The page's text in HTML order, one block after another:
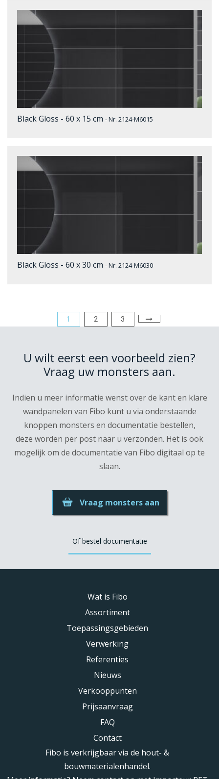
Black Gloss - 60 x 15 cm - Nr. 2124-M6015
Black Gloss - 60 x 30 cm - Nr. 2124-M6030
1 2 3
U wilt eerst een voorbeeld zien?
Vraag uw monsters aan.
Indien u meer informatie wenst over de kant en klare
wandpanelen van Fibo kunt u via onderstaande
knoppen monsters en documentatie bestellen,
deze worden per post naar u verzonden. Het is ook
mogelijk om de documentatie van Fibo digitaal op te
slaan.
Vraag monsters aan
Of bestel documentatie
Wat is Fibo
Assortiment
Toepassingsgebieden
Verwerking
Referenties
Nieuws
Verkooppunten
Prijsaanvraag
FAQ
Contact
Fibo is verkrijgbaar via de hout- &
bouwmaterialenhandel.